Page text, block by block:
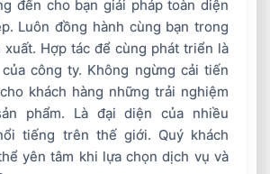
đến cho bạn giải pháp toàn diện
Luôn đồng hành cùng bạn trong
xuất. Hợp tác để cùng phát triển là
công ty. Không ngừng cải tiến
khách hàng những trải nghiệm
phẩm. Là đại diện của nhiều
tiếng trên thế giới. Quý khách
yên tâm khi lựa chọn dịch vụ và